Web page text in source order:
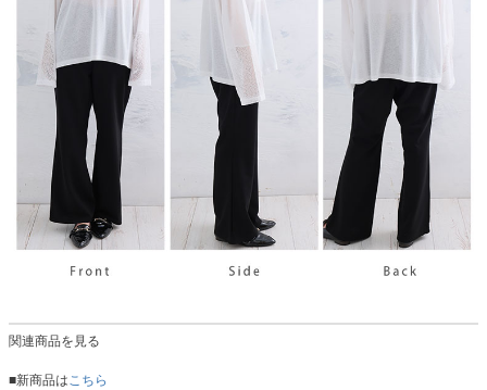
関連商品を見る
■新商品はこちら